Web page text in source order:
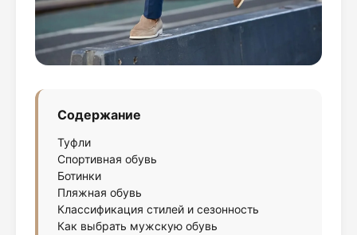
Содержание
Туфли
Спортивная обувь
Ботинки
Пляжная обувь
Классификация стилей и сезонность
Как выбрать мужскую обувь